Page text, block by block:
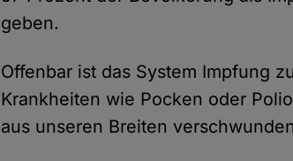
geben.
Offenbar ist das System Impfung
Krankheiten wie Pocken oder
aus unseren Breiten